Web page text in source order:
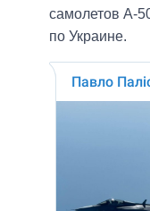
самолетов А-
по Украине.